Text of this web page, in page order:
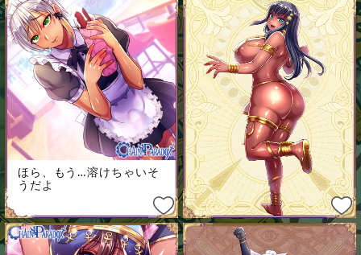
ほら、もう…溶けちゃいそ
うだよ